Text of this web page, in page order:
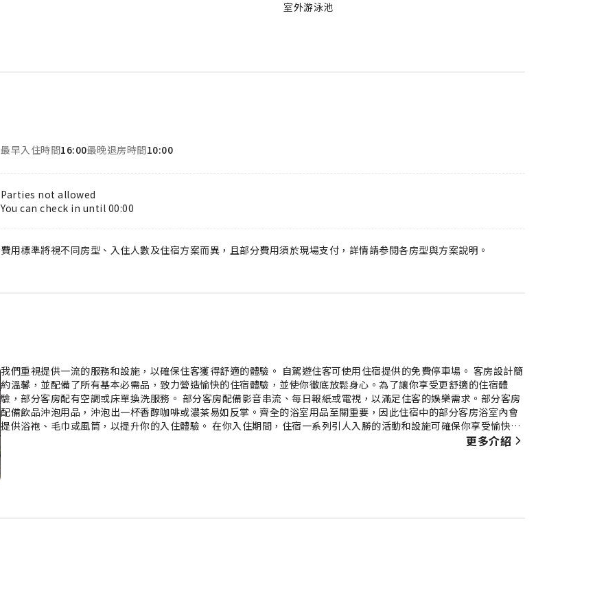
室外游泳池
最早入住時間16:00最晚退房時間10:00
Parties not allowed
You can check in until 00:00
費用標準將視不同房型、入住人數及住宿方案而異，且部分費用須於現場支付，詳情請参閱各房型與方案說明。
我們重視提供一流的服務和設施，以確保住客獲得舒適的體驗。 自駕遊住客可使用住宿提供的免費停車場。 客房設計簡
約溫馨，並配備了所有基本必需品，致力營造愉快的住宿體驗，並使你徹底放鬆身心。為了讓你享受更舒適的住宿體
驗，部分客房配有空調或床單換洗服務。 部分客房配備影音串流、每日報紙或電視，以滿足住客的娛樂需求。部分客房
配備飲品沖泡用品，沖泡出一杯香醇咖啡或濃茶易如反掌。齊全的浴室用品至關重要，因此住宿中的部分客房浴室內會
提供浴袍、毛巾或風筒，以提升你的入住體驗。 在你入住期間，住宿一系列引人入勝的活動和設施可確保你享受愉快的
體驗。 離開前記得體驗住宿的水療設施，結束你的完美假期。探索住宿的健身設施，在度假期間保持健康。更多介紹